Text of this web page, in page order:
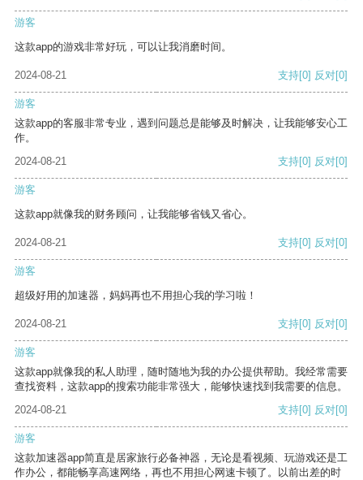
游客
这款app的游戏非常好玩，可以让我消磨时间。
2024-08-21 支持[0] 反对[0]
游客
这款app的客服非常专业，遇到问题总是能够及时解决，让我能够安心工
作。
2024-08-21
支持[0] 反对[0]
游客
这款app就像我的财务顾问，让我能够省钱又省心。
2024-08-21 支持[0] 反对[0]
游客
超级好用的加速器，妈妈再也不用担心我的学习啦！
2024-08-21 支持[0] 反对[0]
游客
这款app就像我的私人助理，随时随地为我的办公提供帮助。我经常需要
查找资料，这款app的搜索功能非常强大，能够快速找到我需要的信息。
2024-08-21
支持[0] 反对[0]
游客
这款加速器app简直是居家旅行必备神器，无论是看视频、玩游戏还是工
作办公，都能畅享高速网络，再也不用担心网速卡顿了。以前出差的时